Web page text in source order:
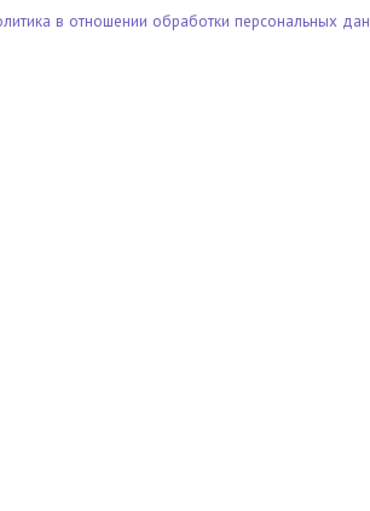
в отношении обработки персональных